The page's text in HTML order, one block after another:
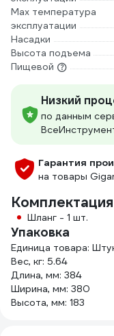
Мах температура
эксплуатации
Насадки
Высота подъема
Пищевой
Низкий
по данным
Гарантия
на товары
Комплектация
Шланг - 1 шт.
Упаковка
Единица товара:
Вес, кг: 5.64
Длина, мм: 384
Ширина, мм: 380
Высота, мм: 183